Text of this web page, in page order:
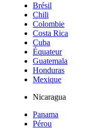
Brésil
Chili
Colombie
Costa Rica
Cuba
Équateur
Guatemala
Honduras
Mexique
Nicaragua
Panama
Pérou